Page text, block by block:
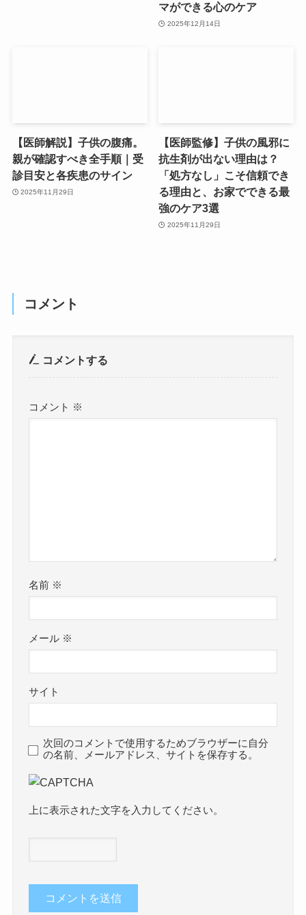
マができる心のケア
2025年12月14日
【医師解説】子供の腹痛。
親が確認すべき全手順｜受
診目安と各疾患のサイン
2025年11月29日
【医師監修】子供の風邪に
抗生剤が出ない理由は？
「処方なし」こそ信頼でき
る理由と、お家でできる最
強のケア3選
2025年11月29日
コメント
コメントする
コメント ※
名前 ※
メール ※
サイト
次回のコメントで使用するためブラウザーに自分
の名前、メールアドレス、サイトを保存する。
上に表示された文字を入力してください。